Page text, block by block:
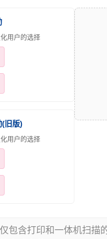
用户的选择
(旧版)
用户的选择
包含打印和一体机扫描